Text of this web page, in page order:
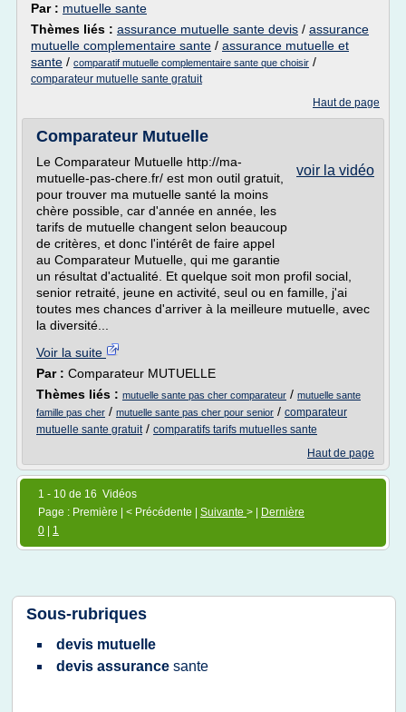
Par : mutuelle sante
Thèmes liés : assurance mutuelle sante devis / assurance
mutuelle complementaire sante / assurance mutuelle et
sante / comparatif mutuelle complementaire sante que choisir /
comparateur mutuelle sante gratuit
Haut de page
Comparateur Mutuelle
voir la vidéo
Le Comparateur Mutuelle http://ma-
mutuelle-pas-chere.fr/ est mon outil gratuit,
pour trouver ma mutuelle santé la moins
chère possible, car d'année en année, les
tarifs de mutuelle changent selon beaucoup
de critères, et donc l'intérêt de faire appel
au Comparateur Mutuelle, qui me garantie
un résultat d'actualité. Et quelque soit mon profil social,
senior retraité, jeune en activité, seul ou en famille, j'ai
toutes mes chances d'arriver à la meilleure mutuelle, avec
la diversité...
Voir la suite
Par : Comparateur MUTUELLE
Thèmes liés : mutuelle sante pas cher comparateur / mutuelle sante
famille pas cher / mutuelle sante pas cher pour senior / comparateur
mutuelle sante gratuit/ comparatifs tarifs mutuelles sante
Haut de page
1 - 10 de 16 Vidéos
Page : Première | < Précédente | Suivante > |
Dernière
0
1
Sous-rubriques
devis mutuelle
devis assurance sante